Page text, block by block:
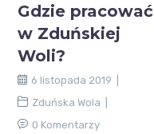
Gdzie pracować
w Zduńskiej
Woli?
6 listopada 2019
Zduńska Wola
0 Komentarzy